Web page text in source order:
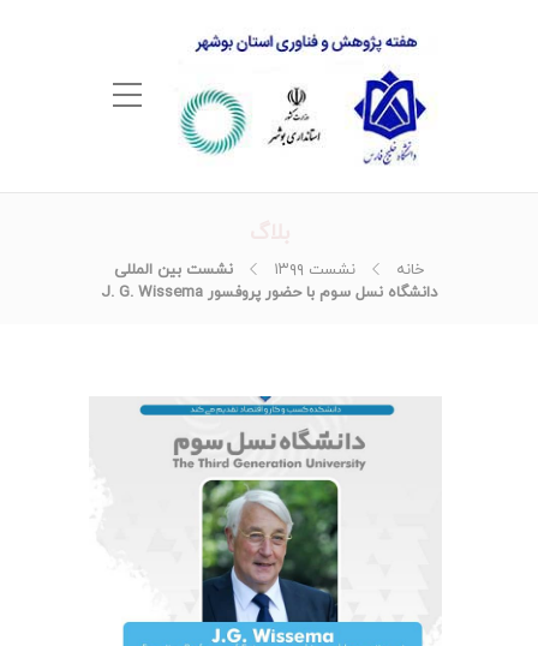
خانه نشست ۱۳۹۹
نشست بین المللی
دانشگاه نسل سوم با حضور پروفسور J. G. Wissema